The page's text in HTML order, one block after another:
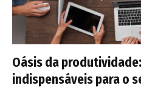
Oásis da
indispensáveis para o